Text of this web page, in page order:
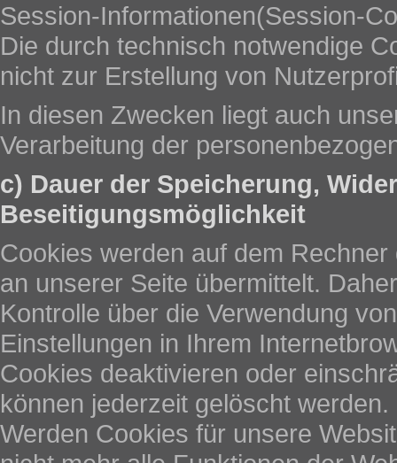
Session-Informationen(Session-
Die durch technisch notwendige
nicht zur Erstellung von
In diesen Zwecken liegt auch
Verarbeitung der
c) Dauer der Speicherung,
Beseitigungsmöglichkeit
Cookies werden auf dem
an unserer Seite übermittelt.
Kontrolle über die Verwendung
Einstellungen in Ihrem
Cookies deaktivieren oder
können jederzeit gelöscht
Werden Cookies für unsere